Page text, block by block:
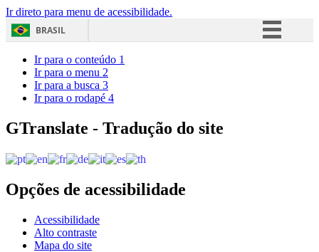
Ir direto para menu de acessibilidade.
BRASIL
Acesso à informação
Ir para o conteúdo 1
Ir para o menu 2
Ir para a busca 3
Ir para o rodapé 4
GTranslate - Tradução do site
Opções de acessibilidade
Acessibilidade
Alto contraste
Mapa do site